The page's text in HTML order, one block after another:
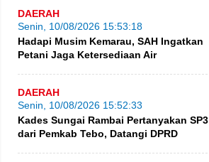
DAERAH
Senin, 10/08/2026 15:53:18
Hadapi Musim Kemarau, SAH Ingatkan
Petani Jaga Ketersediaan Air
DAERAH
Senin, 10/08/2026 15:52:33
Kades Sungai Rambai Pertanyakan SP3
dari Pemkab Tebo, Datangi DPRD